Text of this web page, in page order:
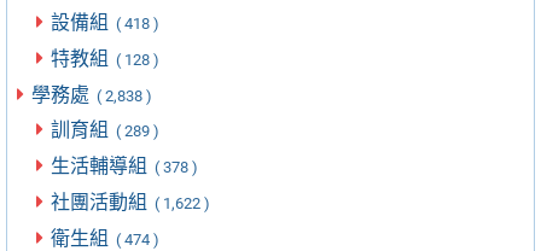
設備組 ( 418 )
特教組 ( 128 )
學務處 ( 2,838 )
訓育組 ( 289 )
生活輔導組 ( 378 )
社團活動組 ( 1,622 )
衛生組 ( 474 )